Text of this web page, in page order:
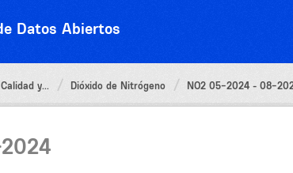
Datos Abiertos
y... Dióxido de Nitrógeno NO2 05-2024 - 08-